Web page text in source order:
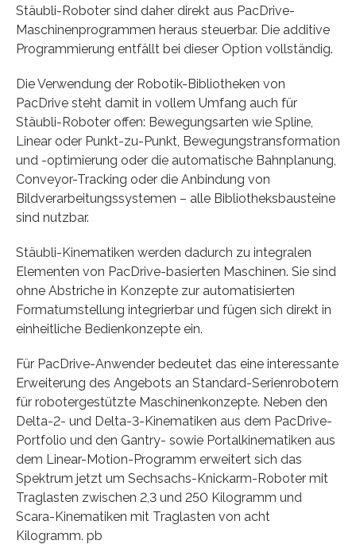
Stäubli-Roboter sind daher direkt aus PacDrive-
Maschinenprogrammen heraus steuerbar. Die additive
Programmierung entfällt bei dieser Option vollständig.
Die Verwendung der Robotik-Bibliotheken von
PacDrive steht damit in vollem Umfang auch für
Stäubli-Roboter offen: Bewegungsarten wie Spline,
Linear oder Punkt-zu-Punkt, Bewegungstransformation
und -optimierung oder die automatische Bahnplanung,
Conveyor-Tracking oder die Anbindung von
Bildverarbeitungssystemen – alle Bibliotheksbausteine
sind nutzbar.
Stäubli-Kinematiken werden dadurch zu integralen
Elementen von PacDrive-basierten Maschinen. Sie sind
ohne Abstriche in Konzepte zur automatisierten
Formatumstellung integrierbar und fügen sich direkt in
einheitliche Bedienkonzepte ein.
Für PacDrive-Anwender bedeutet das eine interessante
Erweiterung des Angebots an Standard-Serienrobotern
für robotergestützte Maschinenkonzepte. Neben den
Delta-2- und Delta-3-Kinematiken aus dem PacDrive-
Portfolio und den Gantry- sowie Portalkinematiken aus
dem Linear-Motion-Programm erweitert sich das
Spektrum jetzt um Sechsachs-Knickarm-Roboter mit
Traglasten zwischen 2,3 und 250 Kilogramm und
Scara-Kinematiken mit Traglasten von acht
Kilogramm. pb